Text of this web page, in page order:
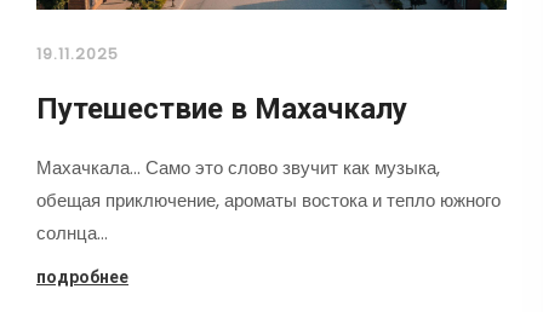
19.11.2025
Путешествие в Махачкалу
Махачкала... Само это слово звучит как музыка,
обещая приключение, ароматы востока и тепло южного
солнца…
подробнее